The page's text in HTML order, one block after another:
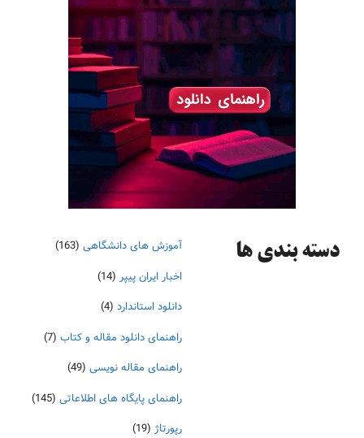
دسته‌ بندی ها آموزش های دانشگاهی (163)
اخبار ایران پیپر (14)
دانلود استاندارد (4)
راهنمای دانلود مقاله و کتاب (7)
راهنمای مقاله نویسی (49)
راهنمای پایگاه های اطلاعاتی (145)
رپورتاژ (19)